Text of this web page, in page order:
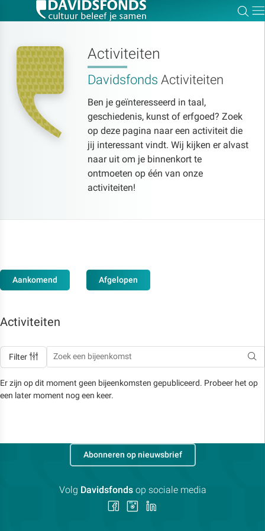
Activiteiten
Davidsfonds Activiteiten
Ben je geïnteresseerd in taal,
geschiedenis, kunst of erfgoed? Zoek
op deze pagina naar een activiteit die
jij interessant vindt. Wij kijken er alvast
naar uit om je binnenkort te
ontmoeten op één van onze
activiteiten!
Aankomend Afgelopen
Activiteiten
Filter
Er zijn op dit moment geen bijeenkomsten gepubliceerd. Probeer het op
een later moment nog een keer.
Abonneren op nieuwsbrief
Volg Davidsfondsop sociale media
Volg Volg
Zoek:
Zoeken